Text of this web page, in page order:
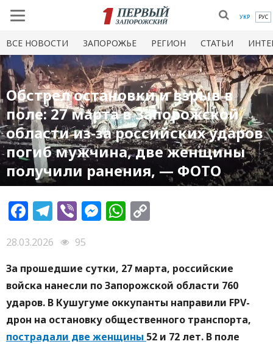
УКР РУС
ВСЕ НОВОСТИ ЗАПОРОЖЬЕ РЕГИОН СТАТЬИ
Обстрел остановки и взрыв в
поле: 27 марта в Запорожской
области из-за российских ударов
погиб мужчина, две женщины
получили ранения, — ФОТО
Facebook
Telegram
ViberMessenger
WhatsApp
28.03.2026
95
За прошедшие сутки, 27 марта, российские
войска нанесли по Запорожской области 760
ударов. В Кушугуме оккупанты направили FPV-
дрон на остановку общественного транспорта,
пострадали две женщины 52 и 72 лет. В поле